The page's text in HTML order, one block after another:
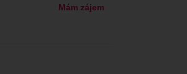
Mám zájem